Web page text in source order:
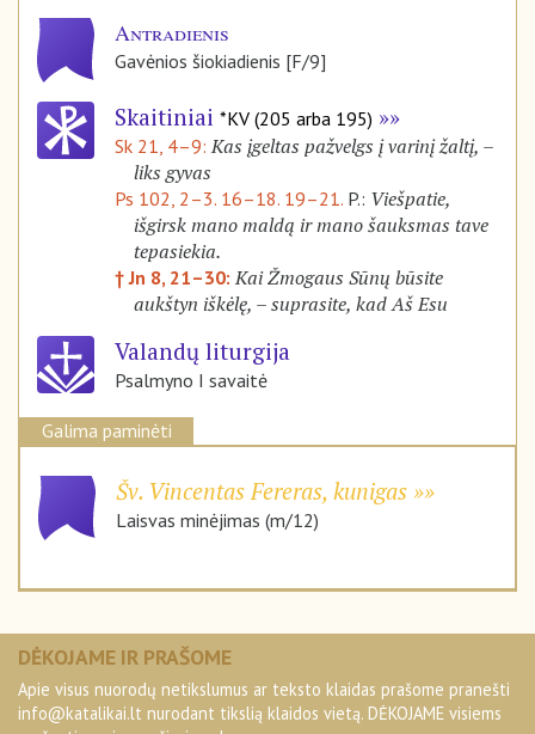
Antradienis
Gavėnios šiokiadienis [F/9]
Skaitiniai *KV (205 arba 195)
Sk 21, 4–9:Kas įgeltas pažvelgs į varinį žaltį, –
liks gyvas
Ps 102, 2–3. 16–18. 19–21. P.: Viešpatie,
išgirsk mano maldą ir mano šauksmas tave
tepasiekia.
† Jn 8, 21–30:Kai Žmogaus Sūnų būsite
aukštyn iškėlę, – suprasite, kad Aš Esu
Valandų liturgija
Psalmyno I savaitė
Galima paminėti
Šv. Vincentas Fereras, kunigas
Laisvas minėjimas (m/12)
DĖKOJAME IR PRAŠOME
Apie visus nuorodų netikslumus ar teksto klaidas prašome pranešti
info@katalikai.lt nurodant tikslią klaidos vietą. DĖKOJAME visiems